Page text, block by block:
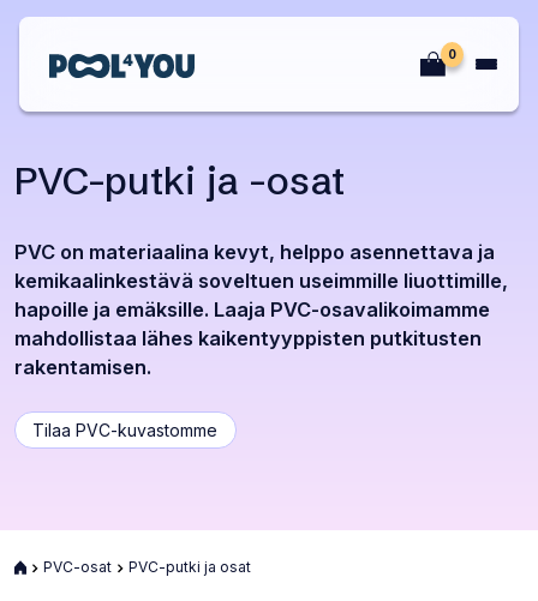
0
PVC-putki ja -osat
PVC on materiaalina kevyt, helppo asennettava ja
kemikaalinkestävä soveltuen useimmille liuottimille,
hapoille ja emäksille. Laaja PVC-osavalikoimamme
mahdollistaa lähes kaikentyyppisten putkitusten
rakentamisen.
Tilaa PVC-kuvastomme
EtusivuPVC-osat PVC-putki ja osat